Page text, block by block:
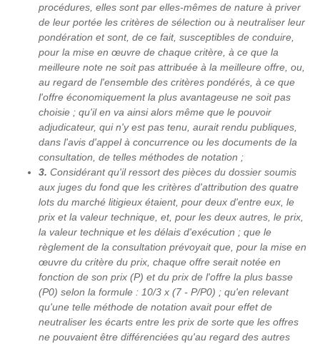
procédures, elles sont par elles-mêmes de nature à priver
de leur portée les critères de sélection ou à neutraliser leur
pondération et sont, de ce fait, susceptibles de conduire,
pour la mise en œuvre de chaque critère, à ce que la
meilleure note ne soit pas attribuée à la meilleure offre, ou,
au regard de l'ensemble des critères pondérés, à ce que
l'offre économiquement la plus avantageuse ne soit pas
choisie ; qu'il en va ainsi alors même que le pouvoir
adjudicateur, qui n'y est pas tenu, aurait rendu publiques,
dans l'avis d'appel à concurrence ou les documents de la
consultation, de telles méthodes de notation ;
3. Considérant qu'il ressort des pièces du dossier soumis
aux juges du fond que les critères d'attribution des quatre
lots du marché litigieux étaient, pour deux d'entre eux, le
prix et la valeur technique, et, pour les deux autres, le prix,
la valeur technique et les délais d'exécution ; que le
règlement de la consultation prévoyait que, pour la mise en
œuvre du critère du prix, chaque offre serait notée en
fonction de son prix (P) et du prix de l'offre la plus basse
(P0) selon la formule : 10/3 x (7 - P/P0) ; qu'en relevant
qu'une telle méthode de notation avait pour effet de
neutraliser les écarts entre les prix de sorte que les offres
ne pouvaient être différenciées qu'au regard des autres